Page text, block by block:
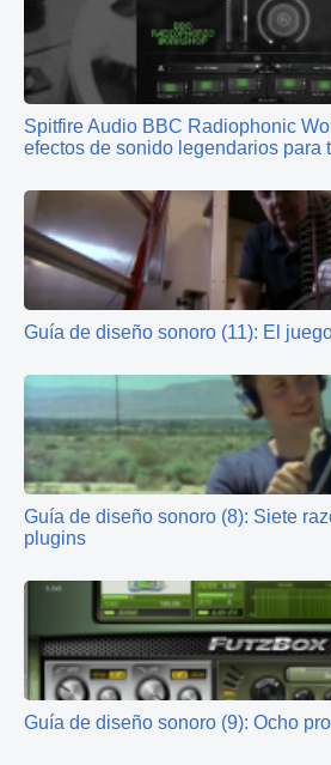
Spitfire Audio BBC Radiophonic
efectos de sonido legendarios para
Guía de diseño sonoro (11): El
Guía de diseño sonoro (8): Siete
plugins
Guía de diseño sonoro (9): Ocho